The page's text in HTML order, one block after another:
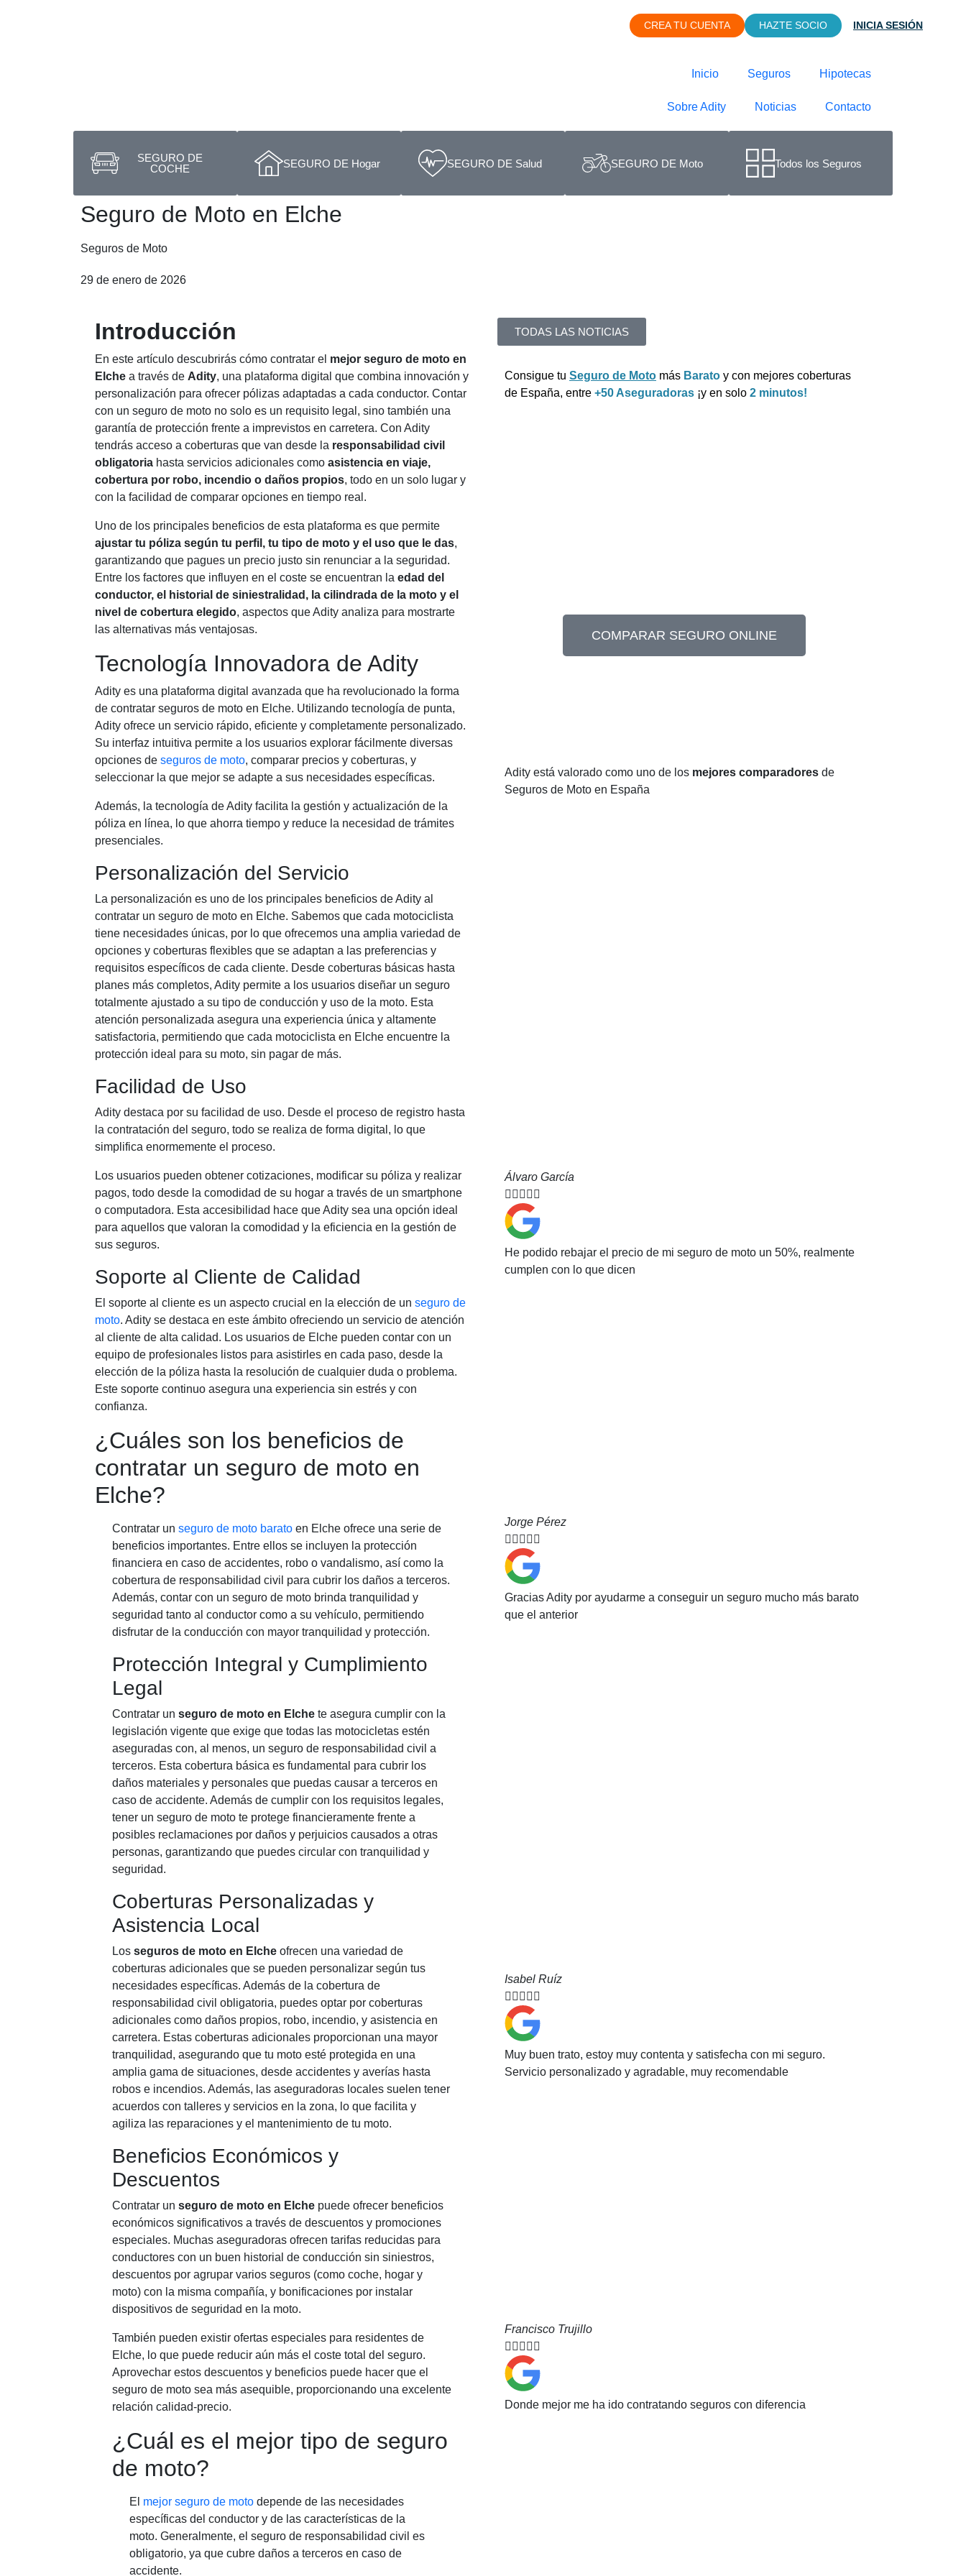
CREA TU CUENTA HAZTE SOCIO INICIA SESIÓN
Inicio Seguros Hipotecas
Sobre Adity Noticias Contacto
SEGURO DE
COCHE
SEGURO DE Hogar SEGURO DE Salud SEGURO DE Moto Todos los Seguros
Seguro de Moto en Elche
Seguros de Moto
29 de enero de 2026
Introducción
En este artículo descubrirás cómo contratar el mejor seguro de moto en
Elche a través de Adity, una plataforma digital que combina innovación y
personalización para ofrecer pólizas adaptadas a cada conductor. Contar
con un seguro de moto no solo es un requisito legal, sino también una
garantía de protección frente a imprevistos en carretera. Con Adity
tendrás acceso a coberturas que van desde la responsabilidad civil
obligatoria hasta servicios adicionales como asistencia en viaje,
cobertura por robo, incendio o daños propios, todo en un solo lugar y
con la facilidad de comparar opciones en tiempo real.
Uno de los principales beneficios de esta plataforma es que permite
ajustar tu póliza según tu perfil, tu tipo de moto y el uso que le das,
garantizando que pagues un precio justo sin renunciar a la seguridad.
Entre los factores que influyen en el coste se encuentran la edad del
conductor, el historial de siniestralidad, la cilindrada de la moto y el
nivel de cobertura elegido, aspectos que Adity analiza para mostrarte
las alternativas más ventajosas.
Tecnología Innovadora de Adity
Adity es una plataforma digital avanzada que ha revolucionado la forma
de contratar seguros de moto en Elche. Utilizando tecnología de punta,
Adity ofrece un servicio rápido, eficiente y completamente personalizado.
Su interfaz intuitiva permite a los usuarios explorar fácilmente diversas
opciones de seguros de moto, comparar precios y coberturas, y
seleccionar la que mejor se adapte a sus necesidades específicas.
Además, la tecnología de Adity facilita la gestión y actualización de la
póliza en línea, lo que ahorra tiempo y reduce la necesidad de trámites
presenciales.
Personalización del Servicio
La personalización es uno de los principales beneficios de Adity al
contratar un seguro de moto en Elche. Sabemos que cada motociclista
tiene necesidades únicas, por lo que ofrecemos una amplia variedad de
opciones y coberturas flexibles que se adaptan a las preferencias y
requisitos específicos de cada cliente. Desde coberturas básicas hasta
planes más completos, Adity permite a los usuarios diseñar un seguro
totalmente ajustado a su tipo de conducción y uso de la moto. Esta
atención personalizada asegura una experiencia única y altamente
satisfactoria, permitiendo que cada motociclista en Elche encuentre la
protección ideal para su moto, sin pagar de más.
Facilidad de Uso
Adity destaca por su facilidad de uso. Desde el proceso de registro hasta
la contratación del seguro, todo se realiza de forma digital, lo que
simplifica enormemente el proceso.
Los usuarios pueden obtener cotizaciones, modificar su póliza y realizar
pagos, todo desde la comodidad de su hogar a través de un smartphone
o computadora. Esta accesibilidad hace que Adity sea una opción ideal
para aquellos que valoran la comodidad y la eficiencia en la gestión de
sus seguros.
Soporte al Cliente de Calidad
El soporte al cliente es un aspecto crucial en la elección de un seguro de
moto. Adity se destaca en este ámbito ofreciendo un servicio de atención
al cliente de alta calidad. Los usuarios de Elche pueden contar con un
equipo de profesionales listos para asistirles en cada paso, desde la
elección de la póliza hasta la resolución de cualquier duda o problema.
Este soporte continuo asegura una experiencia sin estrés y con
confianza.
¿Cuáles son los beneficios de
contratar un seguro de moto en
Elche?
Contratar un seguro de moto barato en Elche ofrece una serie de
beneficios importantes. Entre ellos se incluyen la protección
financiera en caso de accidentes, robo o vandalismo, así como la
cobertura de responsabilidad civil para cubrir los daños a terceros.
Además, contar con un seguro de moto brinda tranquilidad y
seguridad tanto al conductor como a su vehículo, permitiendo
disfrutar de la conducción con mayor tranquilidad y protección.
Protección Integral y Cumplimiento
Legal
Contratar un seguro de moto en Elche te asegura cumplir con la
legislación vigente que exige que todas las motocicletas estén
aseguradas con, al menos, un seguro de responsabilidad civil a
terceros. Esta cobertura básica es fundamental para cubrir los
daños materiales y personales que puedas causar a terceros en
caso de accidente. Además de cumplir con los requisitos legales,
tener un seguro de moto te protege financieramente frente a
posibles reclamaciones por daños y perjuicios causados a otras
personas, garantizando que puedes circular con tranquilidad y
seguridad.
Coberturas Personalizadas y
Asistencia Local
Los seguros de moto en Elche ofrecen una variedad de
coberturas adicionales que se pueden personalizar según tus
necesidades específicas. Además de la cobertura de
responsabilidad civil obligatoria, puedes optar por coberturas
adicionales como daños propios, robo, incendio, y asistencia en
carretera. Estas coberturas adicionales proporcionan una mayor
tranquilidad, asegurando que tu moto esté protegida en una
amplia gama de situaciones, desde accidentes y averías hasta
robos e incendios. Además, las aseguradoras locales suelen tener
acuerdos con talleres y servicios en la zona, lo que facilita y
agiliza las reparaciones y el mantenimiento de tu moto.
Beneficios Económicos y
Descuentos
Contratar un seguro de moto en Elche puede ofrecer beneficios
económicos significativos a través de descuentos y promociones
especiales. Muchas aseguradoras ofrecen tarifas reducidas para
conductores con un buen historial de conducción sin siniestros,
descuentos por agrupar varios seguros (como coche, hogar y
moto) con la misma compañía, y bonificaciones por instalar
dispositivos de seguridad en la moto.
También pueden existir ofertas especiales para residentes de
Elche, lo que puede reducir aún más el coste total del seguro.
Aprovechar estos descuentos y beneficios puede hacer que el
seguro de moto sea más asequible, proporcionando una excelente
relación calidad-precio.
¿Cuál es el mejor tipo de seguro
de moto?
El mejor seguro de moto depende de las necesidades
específicas del conductor y de las características de la
moto. Generalmente, el seguro de responsabilidad civil es
obligatorio, ya que cubre daños a terceros en caso de
accidente.
TODAS LAS NOTICIAS
Consigue tu Seguro de Moto más Barato y con mejores coberturas
de España, entre +50 Aseguradoras ¡y en solo 2 minutos!
COMPARAR SEGURO ONLINE
Adity está valorado como uno de los mejores comparadores de
Seguros de Moto en España
Álvaro García
    
He podido rebajar el precio de mi seguro de moto un 50%, realmente
cumplen con lo que dicen
Jorge Pérez
    
Gracias Adity por ayudarme a conseguir un seguro mucho más barato
que el anterior
Isabel Ruíz
    
Muy buen trato, estoy muy contenta y satisfecha con mi seguro.
Servicio personalizado y agradable, muy recomendable
Francisco Trujillo
    
Donde mejor me ha ido contratando seguros con diferencia